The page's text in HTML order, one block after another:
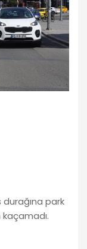
park